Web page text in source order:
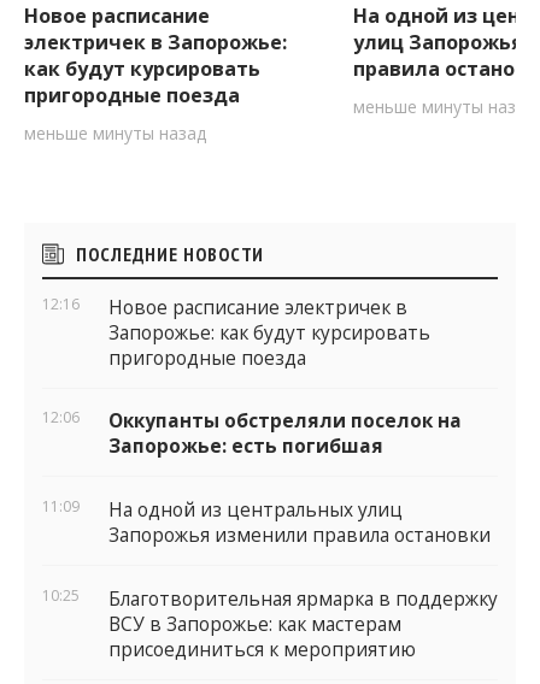
Новое расписание
электричек в Запорожье:
как будут курсировать
пригородные поезда
меньше минуты назад
На одной из
улиц Запорожья
правила
меньше минуты назад
Боковые
виджеты
ПОСЛЕДНИЕ НОВОСТИ
12:16
Новое расписание электричек в
Запорожье: как будут курсировать
пригородные поезда
12:06
Оккупанты обстреляли поселок на
Запорожье: есть погибшая
11:09
На одной из центральных улиц
Запорожья изменили правила остановки
10:25
Благотворительная ярмарка в поддержку
ВСУ в Запорожье: как мастерам
присоединиться к мероприятию